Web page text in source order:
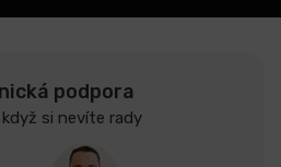
podpora
si nevíte rady